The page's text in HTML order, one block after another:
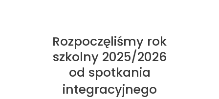
Rozpoczęliśmy rok
szkolny 2025/2026
od spotkania
integracyjnego